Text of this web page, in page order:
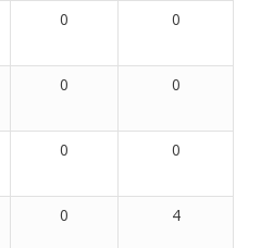
0 0
0 0
0 0
0 4